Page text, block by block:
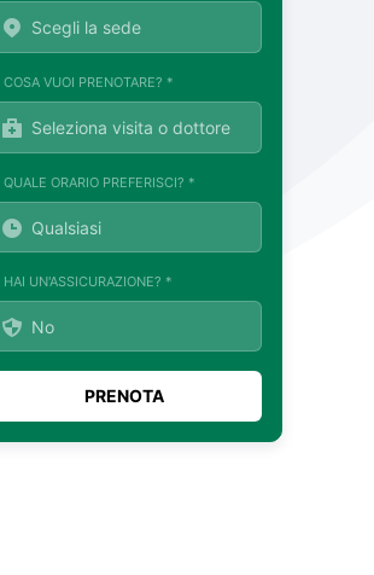
COSA VUOI PRENOTARE? *
QUALE ORARIO PREFERISCI? *
UN'ASSICURAZIONE? *